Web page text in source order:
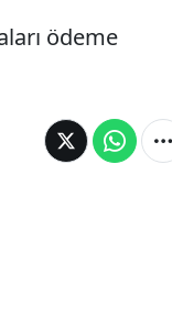
ödeme